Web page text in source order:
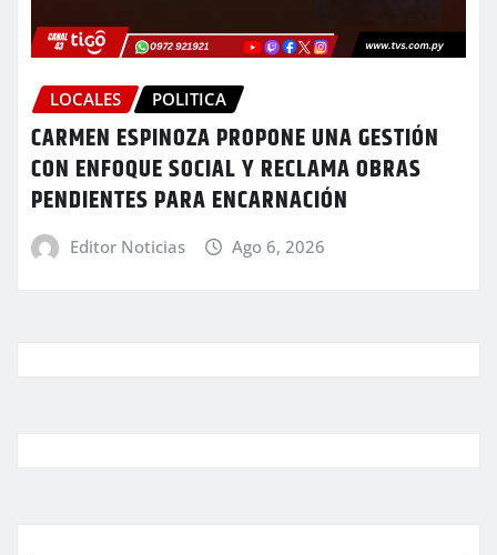
LOCALES POLITICA
CARMEN ESPINOZA PROPONE UNA GESTIÓN
CON ENFOQUE SOCIAL Y RECLAMA OBRAS
PENDIENTES PARA ENCARNACIÓN
Editor Noticias Ago 6, 2026